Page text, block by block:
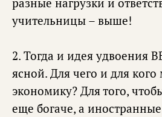
учительницы – выше!
2. Тогда и идея удвоения
ясной. Для чего и для
экономику? Для того,
еще богаче, а